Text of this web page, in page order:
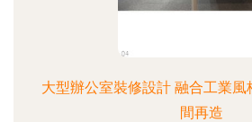
大型辦公室裝修設計 融合工業風
間再造